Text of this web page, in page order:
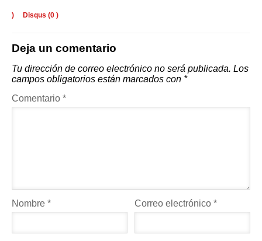
) Disqus (0 )
Deja un comentario
Tu dirección de correo electrónico no será publicada. Los
campos obligatorios están marcados con *
Comentario *
Nombre * Correo electrónico*